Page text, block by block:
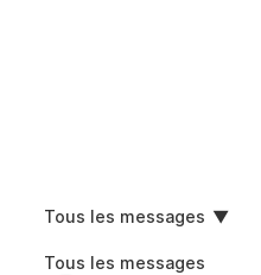
Tous les messages
Tous les messages